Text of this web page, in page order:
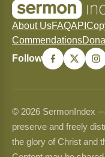
About UsFAQAPI
Commendations
Follow
© 2026 SermonIndex
preserve and freely
the glory of Christ and